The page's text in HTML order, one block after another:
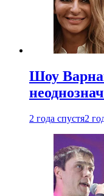
Шоу
2 года спустя2